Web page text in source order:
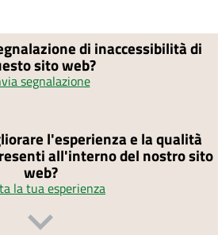
di inaccessibilità di
sito web?
segnalazione
l'esperienza e la qualità
all'interno del nostro sito
web?
la tua esperienza